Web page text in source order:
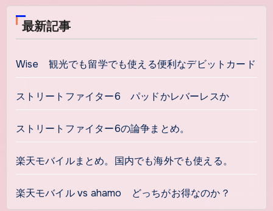
最新記事
Wise 観光でも留学でも使える便利なデビットカード
ストリートファイター6 パッドかレバーレスか
ストリートファイター6の論争まとめ。
楽天モバイルまとめ。国内でも海外でも使える。
楽天モバイル vs ahamo どっちがお得なのか？